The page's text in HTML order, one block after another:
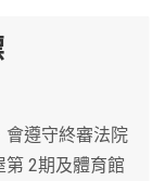
會遵守終審法院
2期及體育館